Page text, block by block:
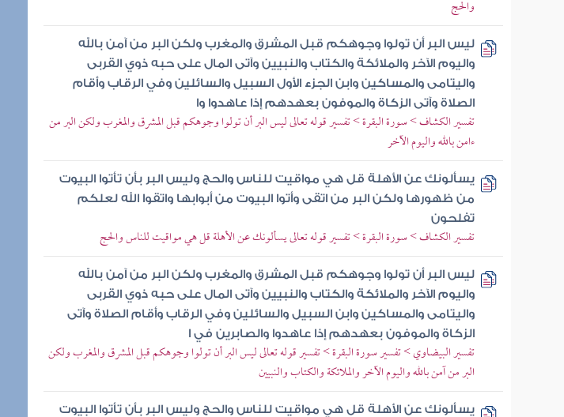
والحج
ليس البر أن تولوا وجوهكم قبل المشرق والمغرب ولكن البر من آمن بالله
واليوم الآخر والملائكة والكتاب والنبيين وآتى المال على حبه ذوي القربى
واليتامى والمساكين وابن الجزء الأول السبيل والسائلين وفي الرقاب وأقام
الصلاة وآتى الزكاة والموفون بعهدهم إذا عاهدوا وا
تفسير الكشاف > سورة البقرة > تفسير قوله تعالى ليس البر أن تولوا وجوهكم قبل المشرق والمغرب ولكن البر من
ءامن بالله واليوم الآخر
يسألونك عن الأهلة قل هي مواقيت للناس والحج وليس البر بأن تأتوا البيوت
من ظهورها ولكن البر من اتقى وأتوا البيوت من أبوابها واتقوا الله لعلكم
تفلحون
تفسير الكشاف > سورة البقرة > تفسير قوله تعالى يسألونك عن الأهلة قل هي مواقيت للناس والحج
ليس البر أن تولوا وجوهكم قبل المشرق والمغرب ولكن البر من آمن بالله
واليوم الآخر والملائكة والكتاب والنبيين وآتى المال على حبه ذوي القربى
واليتامى والمساكين وابن السبيل والسائلين وفي الرقاب وأقام الصلاة وآتى
الزكاة والموفون بعهدهم إذا عاهدوا والصابرين في ا
تفسير البيضاوي > تفسير سورة البقرة > تفسير قوله تعالى ليس البر أن تولوا وجوهكم قبل المشرق والمغرب ولكن
البر من آمن بالله واليوم الآخر والملائكة والكتاب والنبيين
يسألونك عن الأهلة قل هي مواقيت للناس والحج وليس البر بأن تأتوا البيوت